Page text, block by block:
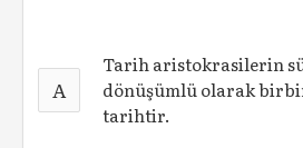
A
Tarih aristokrasilerin
dönüşümlü olarak
tarihtir.